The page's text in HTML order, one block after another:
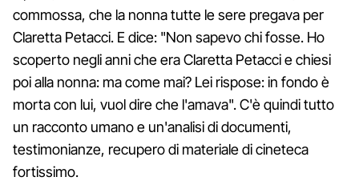
commossa, che la nonna tutte le sere pregava per
Claretta Petacci. E dice: "Non sapevo chi fosse. Ho
scoperto negli anni che era Claretta Petacci e chiesi
poi alla nonna: ma come mai? Lei rispose: in fondo è
morta con lui, vuol dire che l'amava". C'è quindi tutto
un racconto umano e un'analisi di documenti,
testimonianze, recupero di materiale di cineteca
fortissimo.